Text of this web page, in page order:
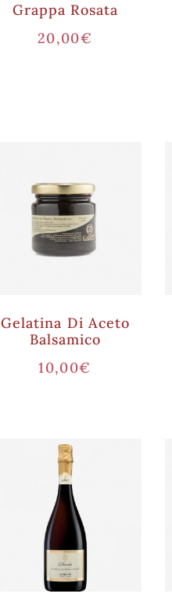
Grappa Rosata
20,00€
Gelatina Di Aceto
Balsamico
10,00€